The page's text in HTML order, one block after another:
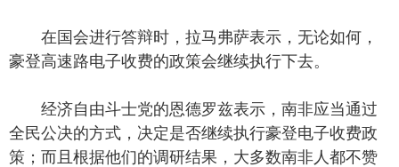
在国会进行答辩时，拉马弗萨表示，无论如何，
豪登高速路电子收费的政策会继续执行下去。
经济自由斗士党的恩德罗兹表示，南非应当通过
全民公决的方式，决定是否继续执行豪登电子收费政
策；而且根据他们的调研结果，大多数南非人都不赞